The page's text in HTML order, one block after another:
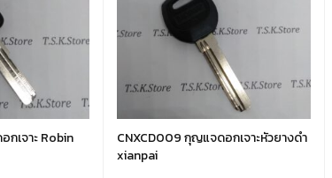
เจาะ Robin
CNXCD009 กุญแจดอกเจาะหัวยางดำ
xianpai